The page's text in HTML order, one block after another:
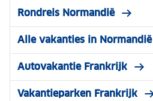
Rondreis Normandië
Alle vakanties in Normandië
Autovakantie Frankrijk
Vakantieparken Frankrijk